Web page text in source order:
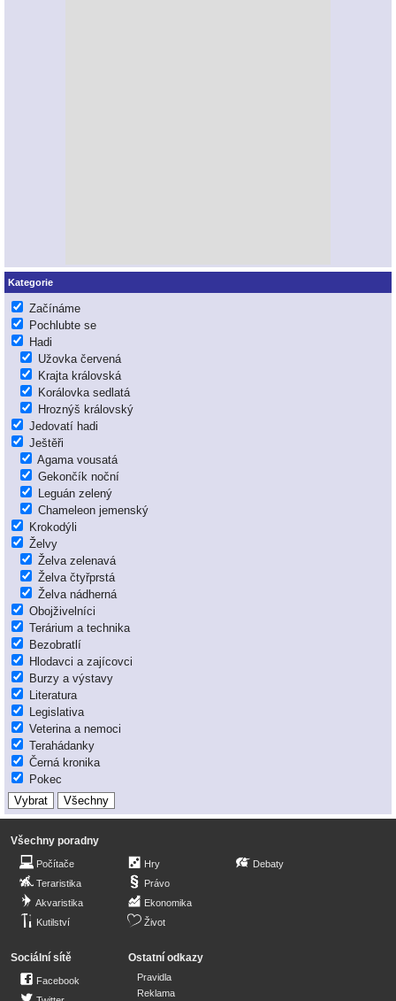
Kategorie
Začínáme
Pochlubte se
Hadi
Užovka červená
Krajta královská
Korálovka sedlatá
Hroznýš královský
Jedovatí hadi
Ještěři
Agama vousatá
Gekončík noční
Leguán zelený
Chameleon jemenský
Krokodýli
Želvy
Želva zelenavá
Želva čtyřprstá
Želva nádherná
Obojživelníci
Terárium a technika
Bezobratlí
Hlodavci a zajícovci
Burzy a výstavy
Literatura
Legislativa
Veterina a nemoci
Terahádanky
Černá kronika
Pokec
Všechny poradny
Počítače
Teraristika
Akvaristika
Kutilství
Hry
Právo
Ekonomika
Život
Debaty
Sociální sítě
Facebook
Ostatní odkazy
Pravidla
Reklama